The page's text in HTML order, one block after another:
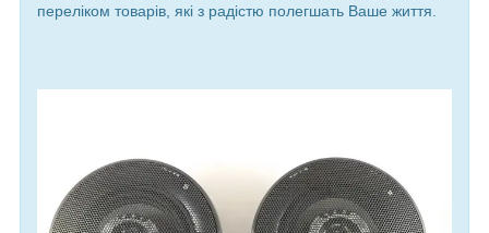
переліком товарів, які з радістю полегшать Ваше життя.